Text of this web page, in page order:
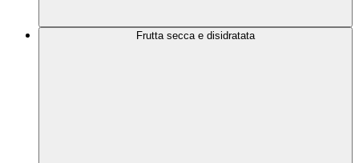
Frutta secca e disidratata